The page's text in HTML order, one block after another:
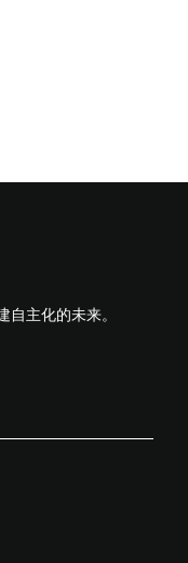
主化的未来。